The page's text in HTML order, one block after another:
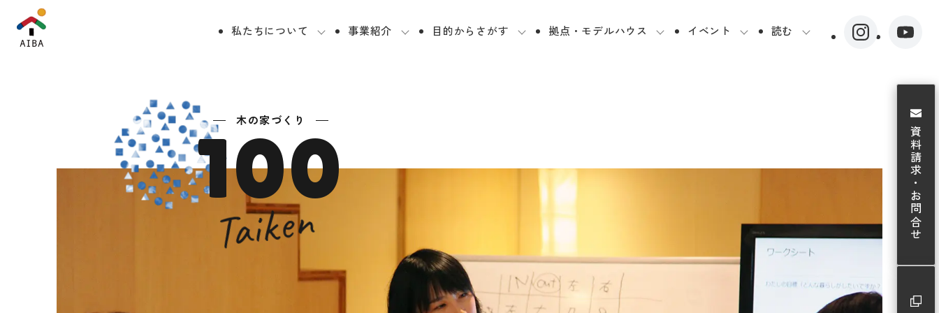
私たちについて 事業紹介 目的からさがす 拠点・モデルハウス イベント 読む
木の家づくり
100
Taiken 資料請求・お問合せ